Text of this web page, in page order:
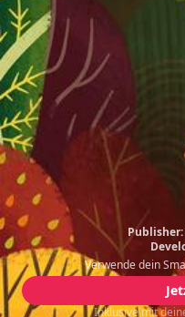
Publisher:
Verwende dein
Inklusive mit